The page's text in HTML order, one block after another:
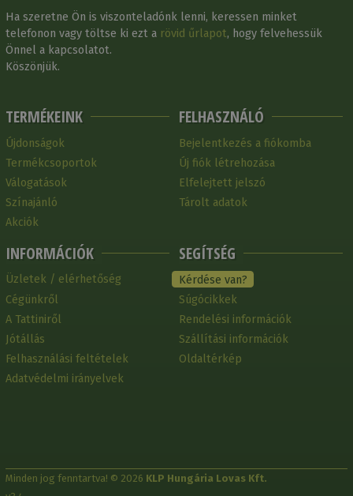
Ha szeretne Ön is viszonteladónk lenni, keressen minket
telefonon vagy töltse ki ezt a rövid űrlapot, hogy felvehessük
Önnel a kapcsolatot.
Köszönjük.
TERMÉKEINK
Újdonságok
Termékcsoportok
Válogatások
Színajánló
Akciók
INFORMÁCIÓK
Üzletek / elérhetőség
Cégünkről
A Tattiniről
Jótállás
Felhasználási feltételek
Adatvédelmi irányelvek
FELHASZNÁLÓ
Bejelentkezés a fiókomba
Új fiók létrehozása
Elfelejtett jelszó
Tárolt adatok
SEGÍTSÉG
Kérdése van?
Súgócikkek
Rendelési információk
Szállítási információk
Oldaltérkép
Minden jog fenntartva! © 2026 KLP Hungária Lovas Kft.